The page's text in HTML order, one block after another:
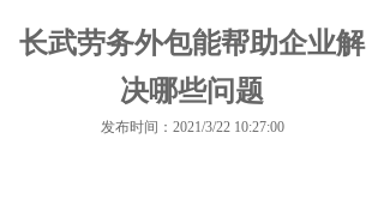
长武劳务外包能帮助企业解
决哪些问题
发布时间：2021/3/22 10:27:00